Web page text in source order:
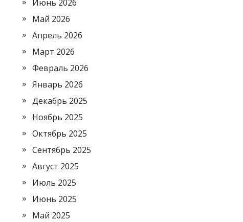
Июнь 2026
Май 2026
Апрель 2026
Март 2026
Февраль 2026
Январь 2026
Декабрь 2025
Ноябрь 2025
Октябрь 2025
Сентябрь 2025
Август 2025
Июль 2025
Июнь 2025
Май 2025